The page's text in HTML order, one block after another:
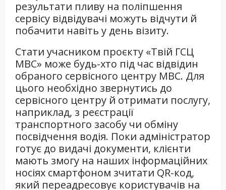
результати пливу на поліпшення
сервісу відвідувачі можуть відчути й
побачити навіть у день візиту.
Стати учасником проєкту «Твій ГСЦ
МВС» може будь-хто під час відвідин
обраного сервісного центру МВС. Для
цього необхідно звернутись до
сервісного центру й отримати послугу,
наприклад, з реєстрації
транспортного засобу чи обміну
посвідчення водія. Поки адміністратор
готує до видачі документи, клієнти
мають змогу на наших інформаційних
носіях смартфоном зчитати QR-код,
який переадресовує користувачів на